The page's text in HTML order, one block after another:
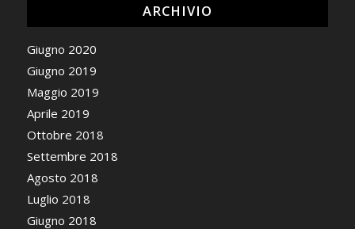
ARCHIVIO
Giugno 2020
Giugno 2019
Maggio 2019
Aprile 2019
Ottobre 2018
Settembre 2018
Agosto 2018
Luglio 2018
Giugno 2018